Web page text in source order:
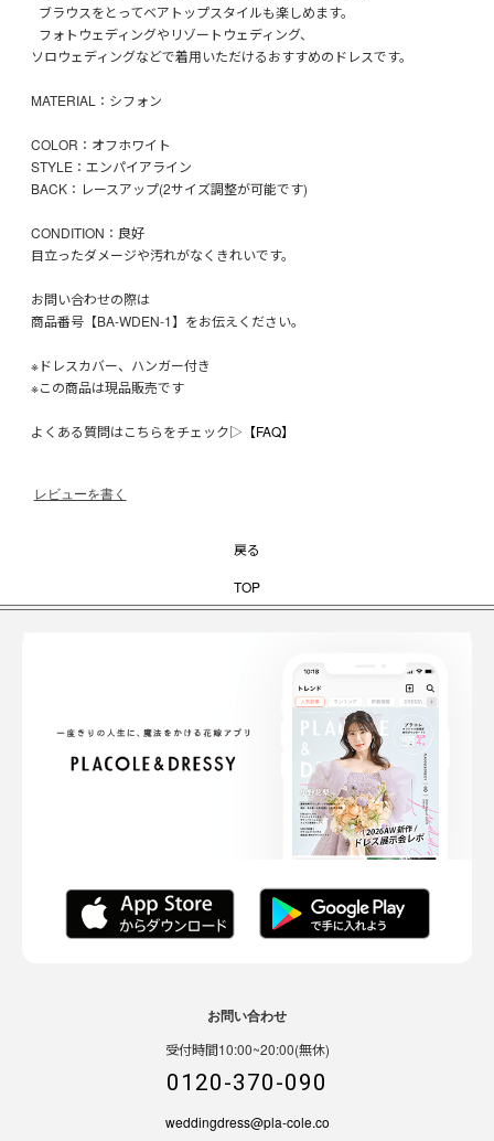
ブラウスをとってベアトップスタイルも楽しめます。
フォトウェディングやリゾートウェディング、
ソロウェディングなどで着用いただけるおすすめのドレスです。
MATERIAL：シフォン
COLOR：オフホワイト
STYLE：エンパイアライン
BACK：レースアップ(2サイズ調整が可能です)
CONDITION：良好
目立ったダメージや汚れがなくきれいです。
お問い合わせの際は
商品番号【BA-WDEN-1】をお伝えください。
※ドレスカバー、ハンガー付き
※この商品は現品販売です
よくある質問はこちらをチェック▷ 【FAQ】
レビューを書く
戻る
TOP
お問い合わせ
受付時間10:00~20:00(無休)
0120-370-090
weddingdress@pla-cole.co